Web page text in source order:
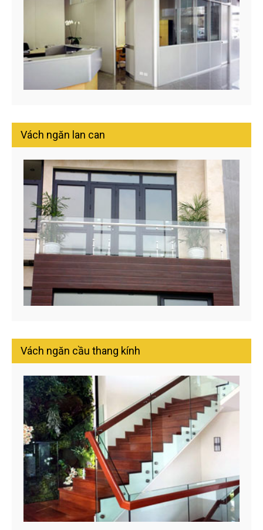
Vách ngăn lan can
Vách ngăn cầu thang kính